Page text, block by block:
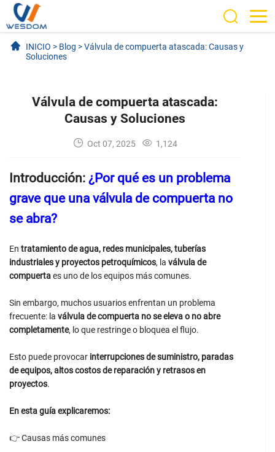
INICIO > Blog >Válvula de compuerta atascada: Causas y
Soluciones
Válvula de compuerta atascada:
Causas y Soluciones
Oct 07, 2025 1,124
Introducción: ¿Por qué es un problema
grave que una válvula de compuerta no
se abra?
En tratamiento de agua, redes municipales, tuberías
industriales y proyectos petroquímicos, la válvula de
compuertaes uno de los equipos más comunes.
Sin embargo, muchos usuarios enfrentan un problema
frecuente: la válvula de compuerta no se eleva o no abre
completamente, lo que restringe o bloquea el flujo.
Esto puede provocar interrupciones de suministro, paradas
de equipos, altos costos de reparación y retrasos en
proyectos.
En esta guía explicaremos:
👉 Causas más comunes